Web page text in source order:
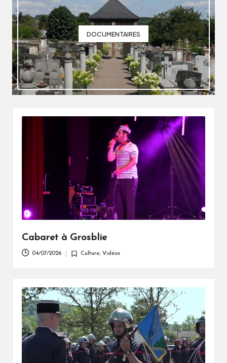
DOCUMENTAIRES
Cabaret à Grosblie
04/07/2026
Posted
Culture, Vidéos